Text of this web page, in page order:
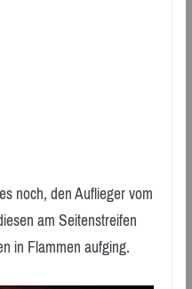
noch, den Auflieger vom
am Seitenstreifen
in Flammen aufging.